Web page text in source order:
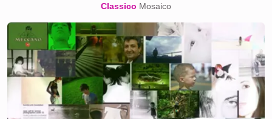
Classico Mosaico